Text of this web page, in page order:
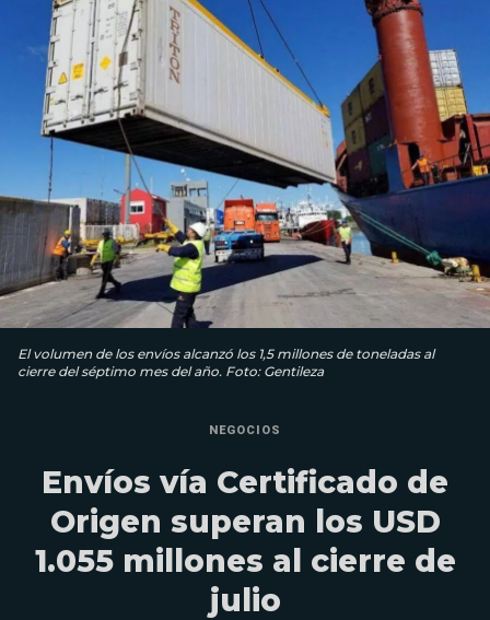
El volumen de los envíos alcanzó los 1,5 millones de toneladas al
cierre del séptimo mes del año. Foto: Gentileza
NEGOCIOS
Envíos vía Certificado de
Origen superan los USD
1.055 millones al cierre de
julio